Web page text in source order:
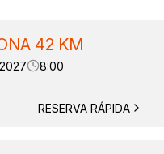
42 KM
8:00
RESERVA RÁPIDA